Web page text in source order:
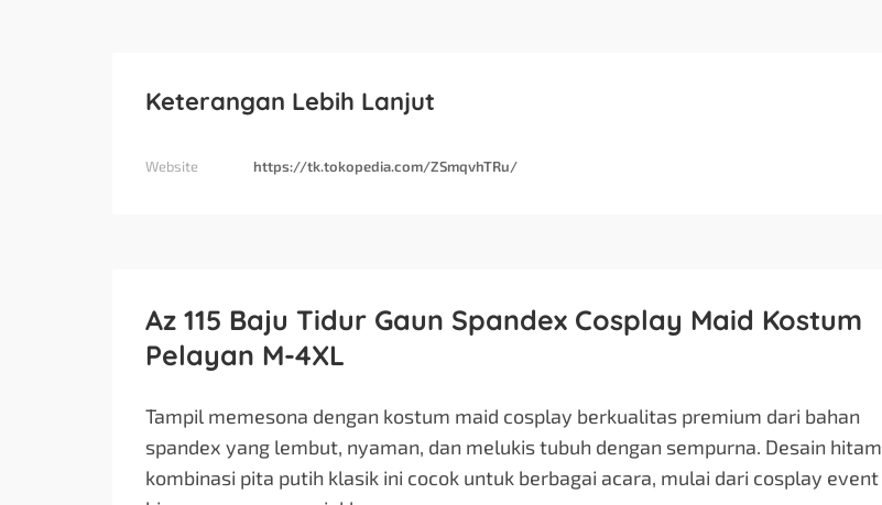
Keterangan Lebih Lanjut
Website https://tk.tokopedia.com/ZSmqvhTRu/
Az 115 Baju Tidur Gaun Spandex Cosplay Maid Kostum
Pelayan M-4XL
Tampil memesona dengan kostum maid cosplay berkualitas premium dari bahan
spandex yang lembut, nyaman, dan melukis tubuh dengan sempurna. Desain hitam
kombinasi pita putih klasik ini cocok untuk berbagai acara, mulai dari cosplay event